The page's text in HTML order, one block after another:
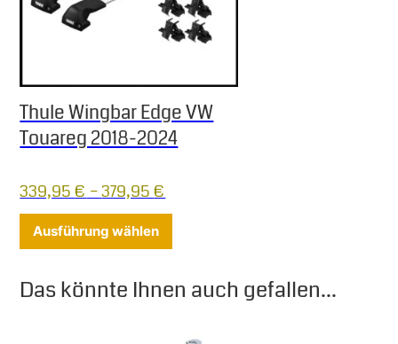
Thule Wingbar Edge VW
Touareg 2018-2024
339,95€ –379,95€
Ausführung wählen
Das könnte Ihnen auch gefallen...